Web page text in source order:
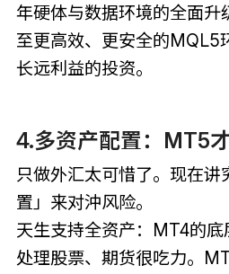
年硬体与数据环境的全面升
至更高效、更安全的MQL5
长远利益的投资。
4.多资产配置：MT5
只做外汇太可惜了。现在讲
置」来对沖风险。
天生支持全资产：MT4的底
处理股票、期货很吃力。